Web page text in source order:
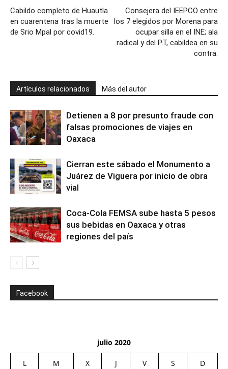
Cabildo completo de Huautla
en cuarentena tras la muerte
de Srio Mpal por covid19.
Consejera del IEEPCO entre
los 7 elegidos por Morena para
ocupar silla en el INE; ala
radical y del PT, cabildea en su
contra.
Artículos relacionados Más del autor
Detienen a 8 por presunto fraude con
falsas promociones de viajes en
Oaxaca
Cierran este sábado el Monumento a
Juárez de Viguera por inicio de obra
vial
Coca-Cola FEMSA sube hasta 5 pesos
sus bebidas en Oaxaca y otras
regiones del país
Facebook
julio 2020
L M X J V S D